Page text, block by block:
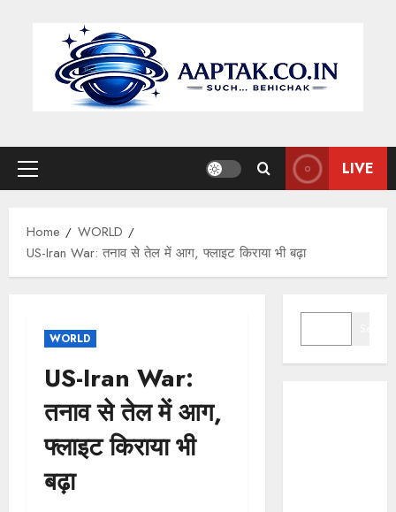
Primary
LIVE
Home
WORLD
US-Iran War: तनाव से तेल में आग, फ्लाइट किराया भी बढ़ा
WORLD
US-Iran War:
तनाव से तेल में आग,
फ्लाइट किराया भी
बढ़ा